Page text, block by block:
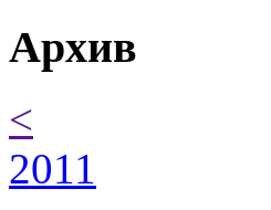
Архив
<
2011